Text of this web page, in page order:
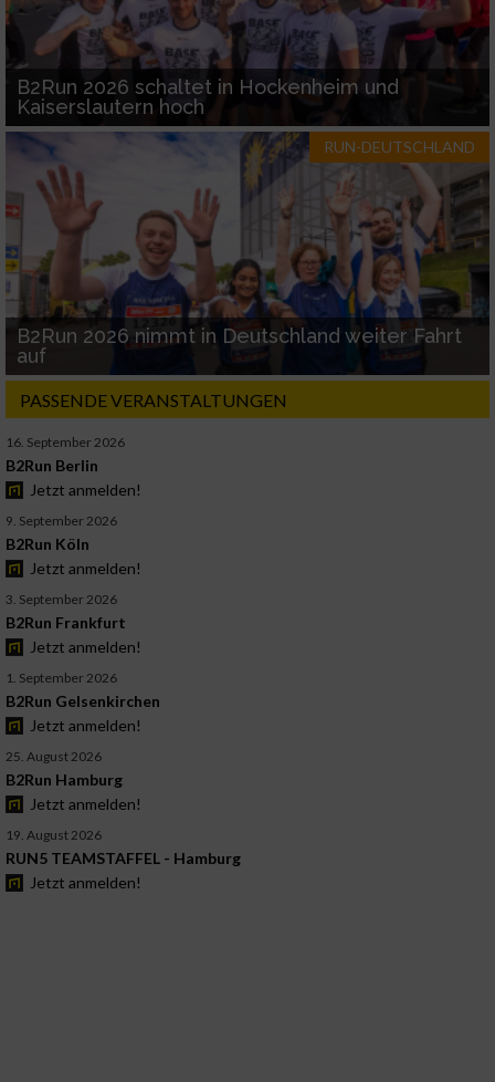
B2Run 2026 schaltet in Hockenheim und
Kaiserslautern hoch
RUN-DEUTSCHLAND
B2Run 2026 nimmt in Deutschland weiter Fahrt
auf
PASSENDE VERANSTALTUNGEN
16. September 2026
B2Run Berlin
Jetzt anmelden!
9. September 2026
B2Run Köln
Jetzt anmelden!
3. September 2026
B2Run Frankfurt
Jetzt anmelden!
1. September 2026
B2Run Gelsenkirchen
Jetzt anmelden!
25. August 2026
B2Run Hamburg
Jetzt anmelden!
19. August 2026
RUN5 TEAMSTAFFEL - Hamburg
Jetzt anmelden!